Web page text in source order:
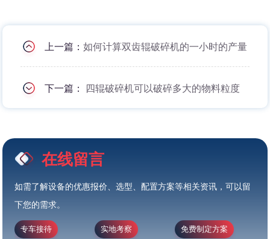
上一篇：如何计算双齿辊破碎机的一小时的产量
下一篇： 四辊破碎机可以破碎多大的物料粒度
在线留言
如需了解设备的优惠报价、选型、配置方案等相关资讯，可以留
下您的需求。
专车接待 实地考察 免费制定方案